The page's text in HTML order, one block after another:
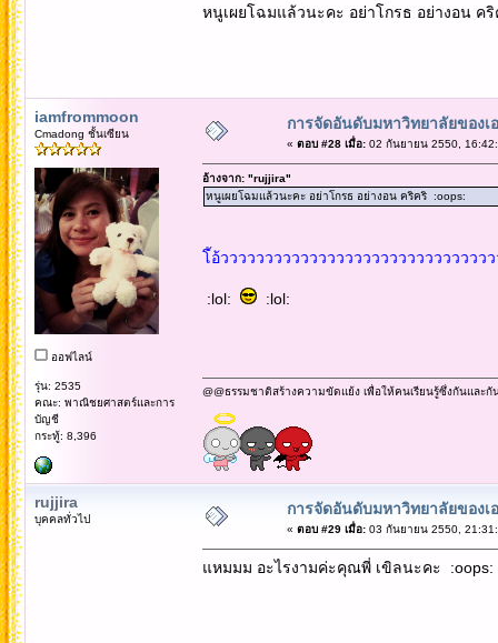
หนูเผยโฉมแล้วนะคะ อย่าโกรธ อย่างอน ค
iamfrommoon
Cmadong ชั้นเซียน
ออฟไลน์
รุ่น: 2535
คณะ: พาณิชยศาสตร์และการ
บัญชี
กระทู้: 8,396
การจัดอันดับมหาวิทยาลัยของเ
« ตอบ #28 เมื่อ:02 กันยายน 2550,
อ้างจาก: "rujjira"
หนูเผยโฉมแล้วนะคะ อย่าโกรธ อย่างอน คริคริ :oops:
โ้อ้วววววววววววววววววววววววววววววว
:lol: :lol:
@@ธรรมชาติสร้างความขัดแย้ง เพื่อให้คนเรียนรู้ซึ่งกันและกั
rujjira
บุคคลทั่วไป
การจัดอันดับมหาวิทยาลัยของเ
« ตอบ #29 เมื่อ:03 กันยายน 2550,
แหมมม อะไรงามค่ะคุณพี่ เขิลนะคะ :oops: